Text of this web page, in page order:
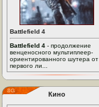
Battlefield 4
Battlefield 4 - продолжение
венценосного мультиплеер-
ориентированного шутера от
первого ли...
Кино